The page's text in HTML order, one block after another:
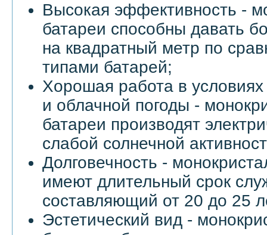
Высокая эффективность -
батареи способны давать
на квадратный метр по
типами батарей;
Хорошая работа в
и облачной погоды -
батареи производят
слабой солнечной
Долговечность -
имеют длительный срок
составляющий от 20 до 25
Эстетический вид -